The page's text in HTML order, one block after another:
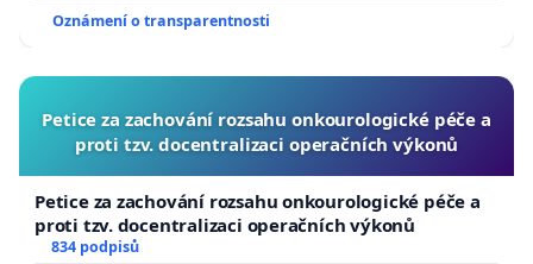
Oznámení o transparentnosti
Petice za zachování rozsahu onkourologické péče a
proti tzv. docentralizaci operačních výkonů
Petice za zachování rozsahu onkourologické péče a
proti tzv. docentralizaci operačních výkonů
834 podpisů